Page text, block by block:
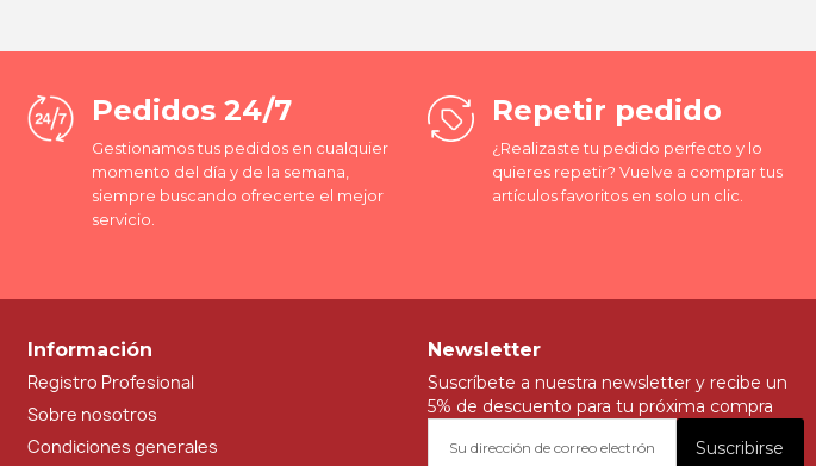
Pedidos 24/7
Gestionamos tus pedidos en cualquier
momento del día y de la semana,
siempre buscando ofrecerte el mejor
servicio.
Repetir pedido
¿Realizaste tu pedido perfecto y lo
quieres repetir? Vuelve a comprar tus
artículos favoritos en solo un clic.
Información
Registro Profesional
Sobre nosotros
Condiciones generales
Newsletter
Suscríbete a nuestra newsletter y recibe un
5% de descuento para tu próxima compra
Suscribirse